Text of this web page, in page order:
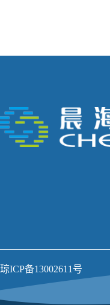
琼ICP备13002611号